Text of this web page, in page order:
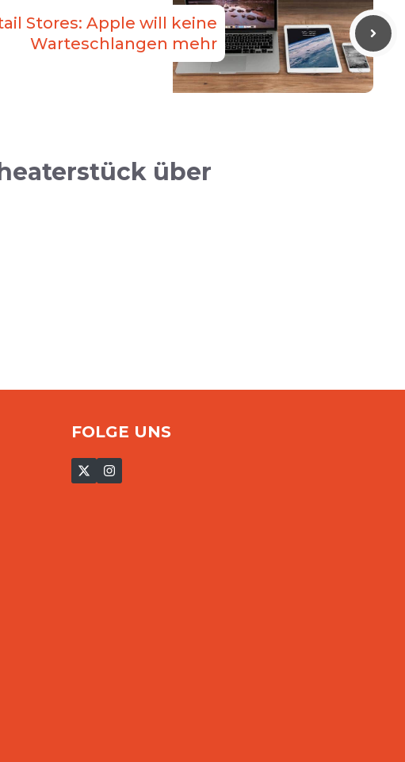
Stores: Apple will keine
Warteschlangen mehr
über
FOLGE UNS